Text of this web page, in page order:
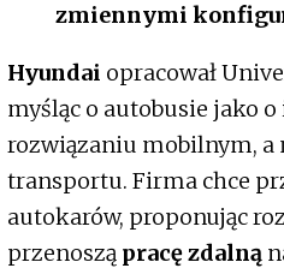
zmiennymi
Hyundai opracował
myśląc o autobusie jako
rozwiązaniu mobilnym, a
transportu. Firma chce
autokarów, proponując
przenoszą pracę zdalną